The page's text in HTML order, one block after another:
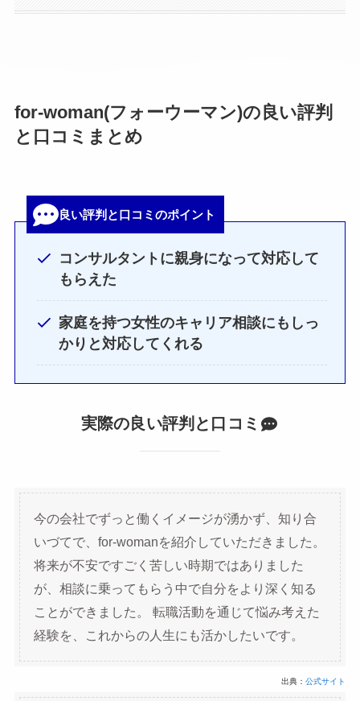
for-woman(フォーウーマン)の良い評判
と口コミまとめ
良い評判と口コミのポイント
コンサルタントに親身になって対応して
もらえた
家庭を持つ女性のキャリア相談にもしっ
かりと対応してくれる
実際の良い評判と口コミ
今の会社でずっと働くイメージが湧かず、知り合
いづてで、for-womanを紹介していただきました。
将来が不安ですごく苦しい時期ではありました
が、相談に乗ってもらう中で自分をより深く知る
ことができました。 転職活動を通じて悩み考えた
経験を、これからの人生にも活かしたいです。
出典：公式サイト